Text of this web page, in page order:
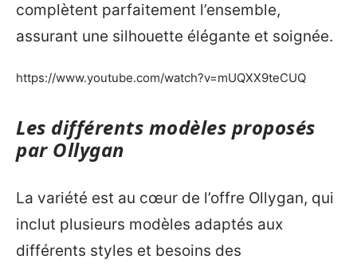
complètent parfaitement l’ensemble,
assurant une silhouette élégante et soignée.
https://www.youtube.com/watch?v=mUQXX9teCUQ
Les différents modèles proposés
par Ollygan
La variété est au cœur de l’offre Ollygan, qui
inclut plusieurs modèles adaptés aux
différents styles et besoins des